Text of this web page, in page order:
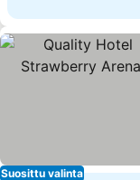
Suosittu valinta